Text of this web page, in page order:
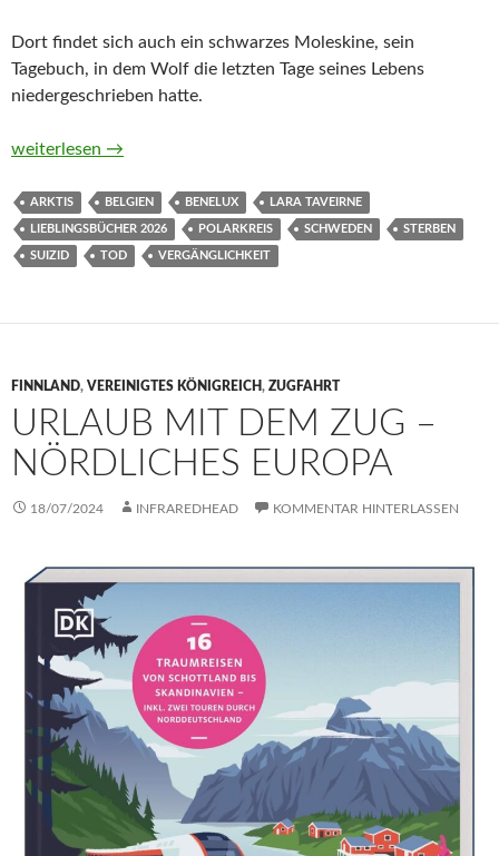
Dort findet sich auch ein schwarzes Moleskine, sein
Tagebuch, in dem Wolf die letzten Tage seines Lebens
niedergeschrieben hatte.
Mein Bruder Wolf von Lara Taveirne
weiterlesen →
ARKTIS BELGIEN BENELUX LARA TAVEIRNE
LIEBLINGSBÜCHER 2026 POLARKREIS SCHWEDEN STERBEN
SUIZID TOD VERGÄNGLICHKEIT
FINNLAND, VEREINIGTES KÖNIGREICH, ZUGFAHRT
URLAUB MIT DEM ZUG –
NÖRDLICHES EUROPA
18/07/2024 INFRAREDHEAD KOMMENTAR HINTERLASSEN